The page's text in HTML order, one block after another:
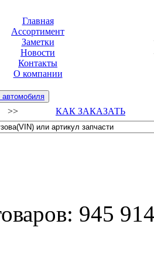
Главная
Ассортимент
Заметки
Новости
Контакты
О компании
автомобиля
>> КАК ЗАКАЗАТЬ
945